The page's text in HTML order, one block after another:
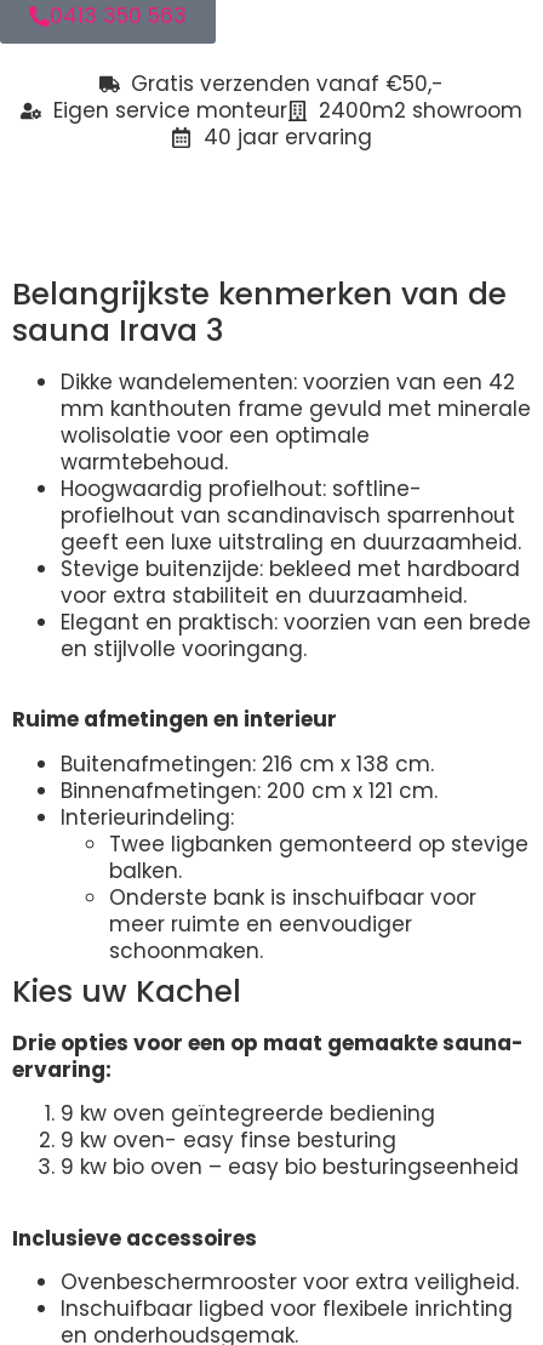
0413 350 563
Gratis verzenden vanaf €50,-
Eigen service monteur
2400m2 showroom
40 jaar ervaring
Belangrijkste kenmerken van de
sauna Irava 3
Dikke wandelementen: voorzien van een 42
mm kanthouten frame gevuld met minerale
wolisolatie voor een optimale
warmtebehoud.
Hoogwaardig profielhout: softline-
profielhout van scandinavisch sparrenhout
geeft een luxe uitstraling en duurzaamheid.
Stevige buitenzijde: bekleed met hardboard
voor extra stabiliteit en duurzaamheid.
Elegant en praktisch: voorzien van een brede
en stijlvolle vooringang.
Ruime afmetingen en interieur
Buitenafmetingen: 216 cm x 138 cm.
Binnenafmetingen: 200 cm x 121 cm.
Interieurindeling:
Twee ligbanken gemonteerd op stevige
balken.
Onderste bank is inschuifbaar voor
meer ruimte en eenvoudiger
schoonmaken.
Kies uw Kachel
Drie opties voor een op maat gemaakte sauna-
ervaring:
9 kw oven geïntegreerde bediening
9 kw oven- easy finse besturing
9 kw bio oven – easy bio besturingseenheid
Inclusieve accessoires
Ovenbeschermrooster voor extra veiligheid.
Inschuifbaar ligbed voor flexibele inrichting
en onderhoudsgemak.